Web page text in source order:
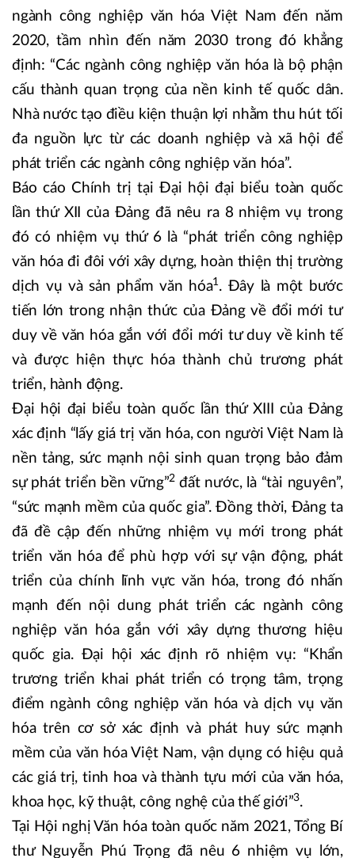
ngành công nghiệp văn hóa Việt Nam đến năm
2020, tầm nhìn đến năm 2030 trong đó khẳng
định: “Các ngành công nghiệp văn hóa là bộ phận
cấu thành quan trọng của nền kinh tế quốc dân.
Nhà nước tạo điều kiện thuận lợi nhằm thu hút tối
đa nguồn lực từ các doanh nghiệp và xã hội để
phát triển các ngành công nghiệp văn hóa”.
Báo cáo Chính trị tại Đại hội đại biểu toàn quốc
lần thứ XII của Đảng đã nêu ra 8 nhiệm vụ trong
đó có nhiệm vụ thứ 6 là “phát triển công nghiệp
văn hóa đi đôi với xây dựng, hoàn thiện thị trường
dịch vụ và sản phẩm văn hóa1 . Đây là một bước
tiến lớn trong nhận thức của Đảng về đổi mới tư
duy về văn hóa gắn với đổi mới tư duy về kinh tế
và được hiện thực hóa thành chủ trương phát
triển, hành động.
Đại hội đại biểu toàn quốc lần thứ XIII của Đảng
xác định “lấy giá trị văn hóa, con người Việt Nam là
nền tảng, sức mạnh nội sinh quan trọng bảo đảm
sự phát triển bền vững”2 đất nước, là “tài nguyên”,
“sức mạnh mềm của quốc gia”. Đồng thời, Đảng ta
đã đề cập đến những nhiệm vụ mới trong phát
triển văn hóa để phù hợp với sự vận động, phát
triển của chính lĩnh vực văn hóa, trong đó nhấn
mạnh đến nội dung phát triển các ngành công
nghiệp văn hóa gắn với xây dựng thương hiệu
quốc gia. Đại hội xác định rõ nhiệm vụ: “Khẩn
trương triển khai phát triển có trọng tâm, trọng
điểm ngành công nghiệp văn hóa và dịch vụ văn
hóa trên cơ sở xác định và phát huy sức mạnh
mềm của văn hóa Việt Nam, vận dụng có hiệu quả
các giá trị, tinh hoa và thành tựu mới của văn hóa,
khoa học, kỹ thuật, công nghệ của thế giới”3.
Tại Hội nghị Văn hóa toàn quốc năm 2021, Tổng Bí
thư Nguyễn Phú Trọng đã nêu 6 nhiệm vụ lớn,